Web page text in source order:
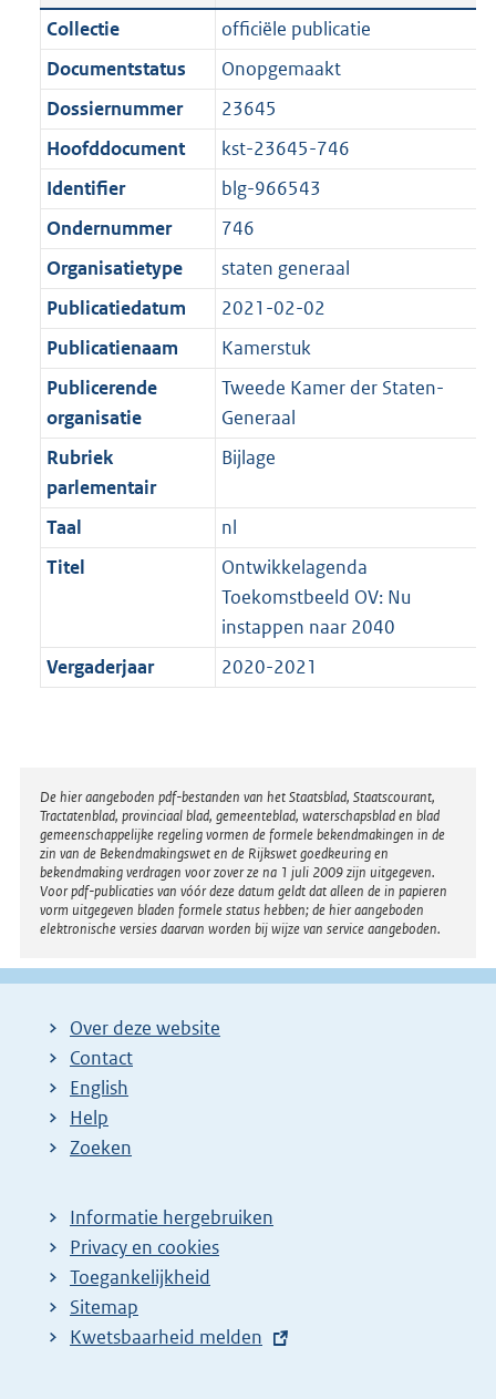
c
t
i
e
n
f
o
r
m
a
a
t
t
:
5
,
2
M
b
n
d
s
r
o
o
t
e
:
1
K
b
a
n
d
g
r
o
t
t
e
:
1
K
b
Collectie
officiële publicatie
Documentstatus
Onopgemaakt
Dossiernummer
23645
Hoofddocument
kst-23645-746
Identifier
blg-966543
Ondernummer
746
Organisatietype
staten generaal
Publicatiedatum
2021-02-02
Publicatienaam
Kamerstuk
Publicerende
organisatie
Tweede Kamer der Staten-
Generaal
Rubriek
parlementair
Bijlage
Taal
nl
Titel
Ontwikkelagenda
Toekomstbeeld OV: Nu
instappen naar 2040
Vergaderjaar
2020-2021
Disclaimer
De hier aangeboden pdf-bestanden van het Staatsblad, Staatscourant,
Tractatenblad, provinciaal blad, gemeenteblad, waterschapsblad en blad
gemeenschappelijke regeling vormen de formele bekendmakingen in de
zin van de Bekendmakingswet en de Rijkswet goedkeuring en
bekendmaking verdragen voor zover ze na 1 juli 2009 zijn uitgegeven.
Voor pdf-publicaties van vóór deze datum geldt dat alleen de in papieren
vorm uitgegeven bladen formele status hebben; de hier aangeboden
elektronische versies daarvan worden bij wijze van service aangeboden.
Over deze website
Contact
English
Help
Zoeken
Informatie hergebruiken
Privacy en cookies
Toegankelijkheid
Sitemap
E
Kwetsbaarheid melden